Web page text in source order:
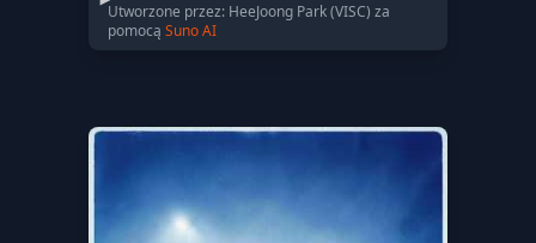
Utworzone przez: HeeJoong Park (VISC) za
pomocą Suno AI